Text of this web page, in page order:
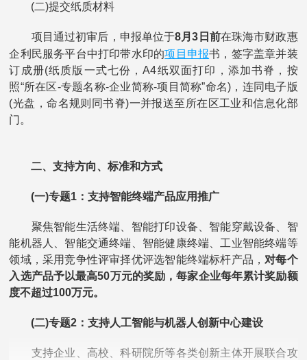
(二)提交纸质材料
项目通过初审后，申报单位于8月3日前在珠海市财政惠
企利民服务平台中打印带水印的项目申报书，签字盖章并装
订成册(纸质版一式七份，A4纸双面打印，添加书脊，按
照“所在区-专题名称-企业简称-项目简称”命名)，连同电子版
(光盘，命名规则同书脊)一并报送至所在区工业和信息化部
门。
二、支持方向、标准和方式
(一)专题1：支持智能终端产品应用推广
聚焦智能生活终端、智能打印设备、智能穿戴设备、智
能机器人、智能交通终端、智能健康终端、工业智能终端等
领域，采用竞争性评审择优评选智能终端标杆产品， 对每个
入选产品予以最高50万元的奖励，每家企业每年累计奖励额
度不超过100万元。
(二)专题2：支持人工智能与机器人创新中心建设
支持企业、高校、科研院所等各类创新主体开展联合攻